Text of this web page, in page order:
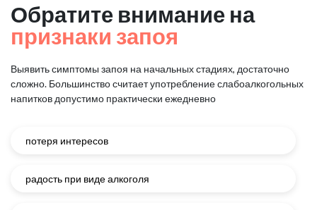
Обратите внимание на
признаки запоя
Выявить симптомы запоя на начальных стадиях, достаточно
сложно. Большинство считает употребление слабоалкогольных
напитков допустимо практически ежедневно
потеря интересов
радость при виде алкоголя